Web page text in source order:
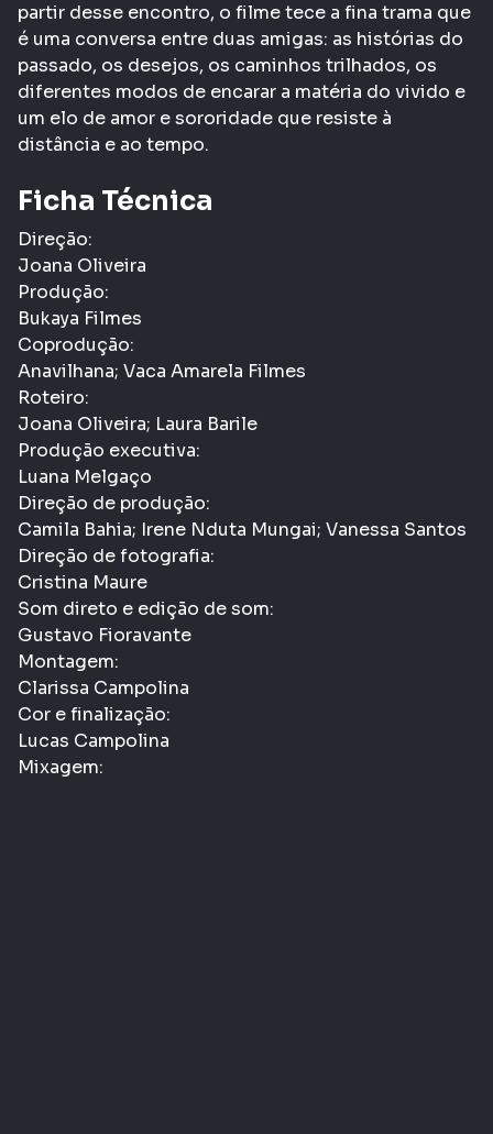
partir desse encontro, o filme tece a fina trama que
é uma conversa entre duas amigas: as histórias do
passado, os desejos, os caminhos trilhados, os
diferentes modos de encarar a matéria do vivido e
um elo de amor e sororidade que resiste à
distância e ao tempo.
Ficha Técnica
Direção:
Joana Oliveira
Produção:
Bukaya Filmes
Coprodução:
Anavilhana; Vaca Amarela Filmes
Roteiro:
Joana Oliveira; Laura Barile
Produção executiva:
Luana Melgaço
Direção de produção:
Camila Bahia; Irene Nduta Mungai; Vanessa Santos
Direção de fotografia:
Cristina Maure
Som direto e edição de som:
Gustavo Fioravante
Montagem:
Clarissa Campolina
Cor e finalização:
Lucas Campolina
Mixagem: